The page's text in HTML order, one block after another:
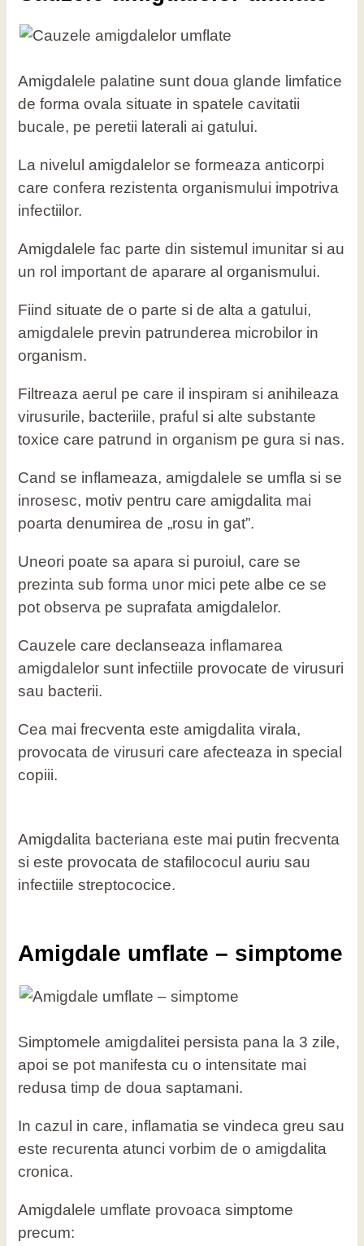
Amigdalele palatine sunt doua glande limfatice
de forma ovala situate in spatele cavitatii
bucale, pe peretii laterali ai gatului.
La nivelul amigdalelor se formeaza anticorpi
care confera rezistenta organismului impotriva
infectiilor.
Amigdalele fac parte din sistemul imunitar si au
un rol important de aparare al organismului.
Fiind situate de o parte si de alta a gatului,
amigdalele previn patrunderea microbilor in
organism.
Filtreaza aerul pe care il inspiram si anihileaza
virusurile, bacteriile, praful si alte substante
toxice care patrund in organism pe gura si nas.
Cand se inflameaza, amigdalele se umfla si se
inrosesc, motiv pentru care amigdalita mai
poarta denumirea de „rosu in gat”.
Uneori poate sa apara si puroiul, care se
prezinta sub forma unor mici pete albe ce se
pot observa pe suprafata amigdalelor.
Cauzele care declanseaza inflamarea
amigdalelor sunt infectiile provocate de virusuri
sau bacterii.
Cea mai frecventa este amigdalita virala,
provocata de virusuri care afecteaza in special
copiii.
Amigdalita bacteriana este mai putin frecventa
si este provocata de stafilococul auriu sau
infectiile streptococice.
Amigdale umflate – simptome
Simptomele amigdalitei persista pana la 3 zile,
apoi se pot manifesta cu o intensitate mai
redusa timp de doua saptamani.
In cazul in care, inflamatia se vindeca greu sau
este recurenta atunci vorbim de o amigdalita
cronica.
Amigdalele umflate provoaca simptome
precum: